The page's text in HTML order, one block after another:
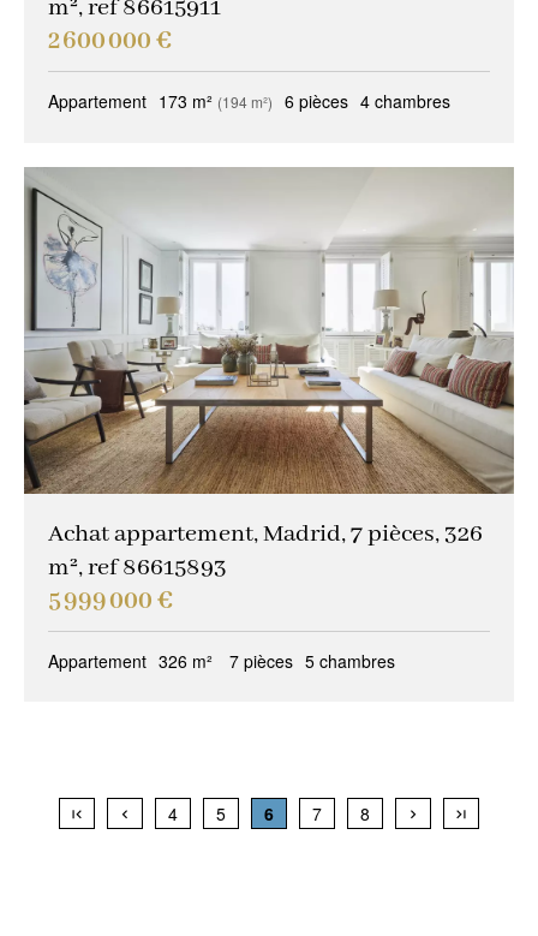
m², ref 86615911
2 600 000 €
Appartement 173 m² (194 m²) 6 pièces 4 chambres
Achat appartement, Madrid, 7 pièces, 326
m², ref 86615893
5 999 000 €
Appartement 326 m² 7 pièces 5 chambres
4 5 6 7 8